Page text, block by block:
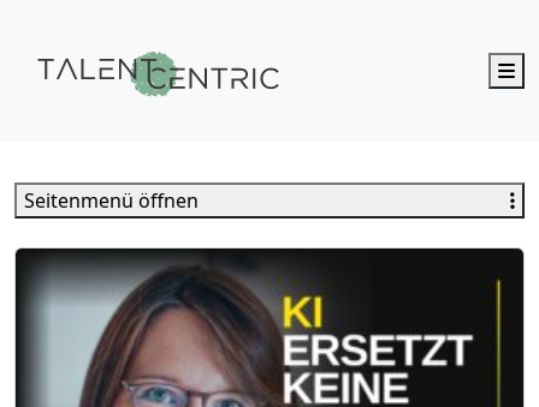
Seitenmenü öffnen